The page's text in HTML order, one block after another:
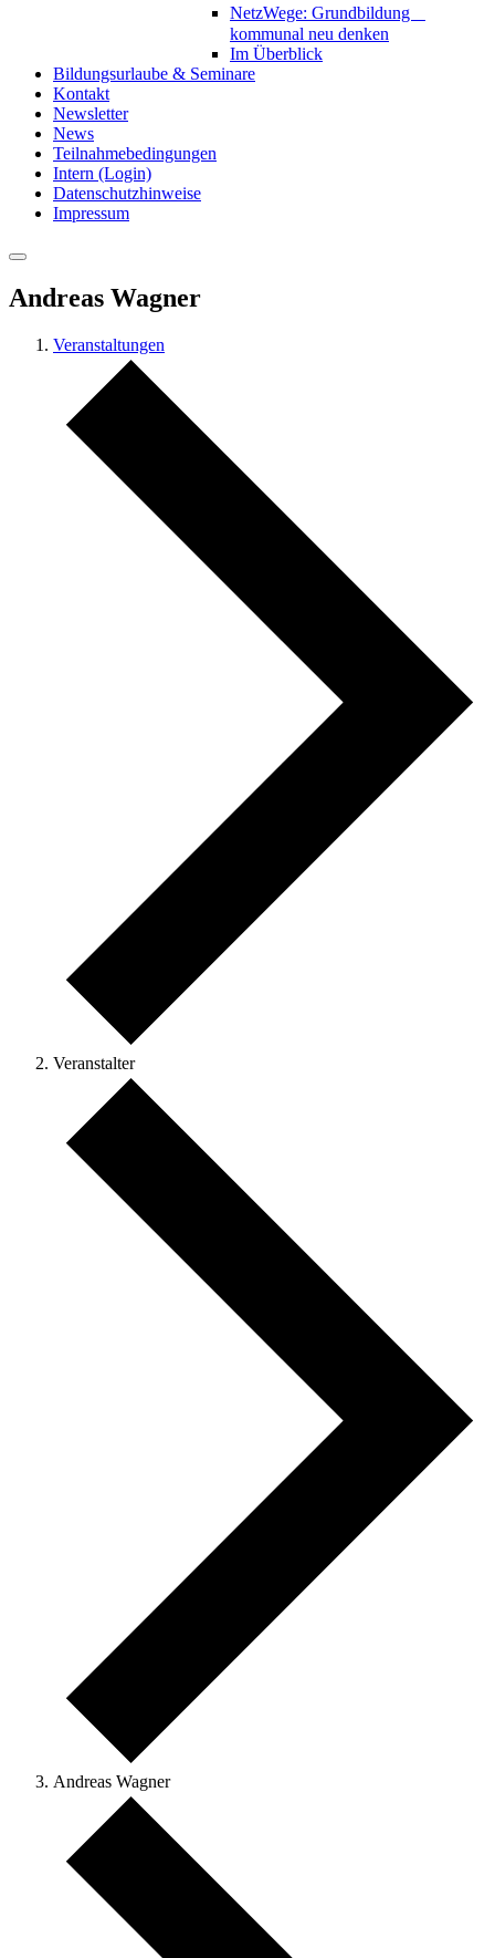
NetzWege: Grundbildung
kommunal neu denken
Im Überblick
Bildungsurlaube & Seminare
Kontakt
Newsletter
News
Teilnahmebedingungen
Intern (Login)
Datenschutzhinweise
Impressum
Andreas Wagner
Veranstaltungen
Veranstalter
Andreas Wagner